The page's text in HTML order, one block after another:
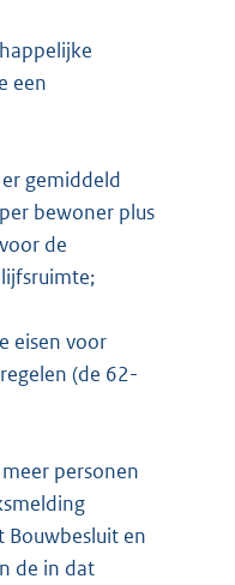
een
gemiddeld
bewoner plus
de
eisen voor
(de 62-
personen
en
de in dat